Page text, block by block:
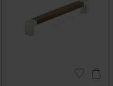
Lagre som